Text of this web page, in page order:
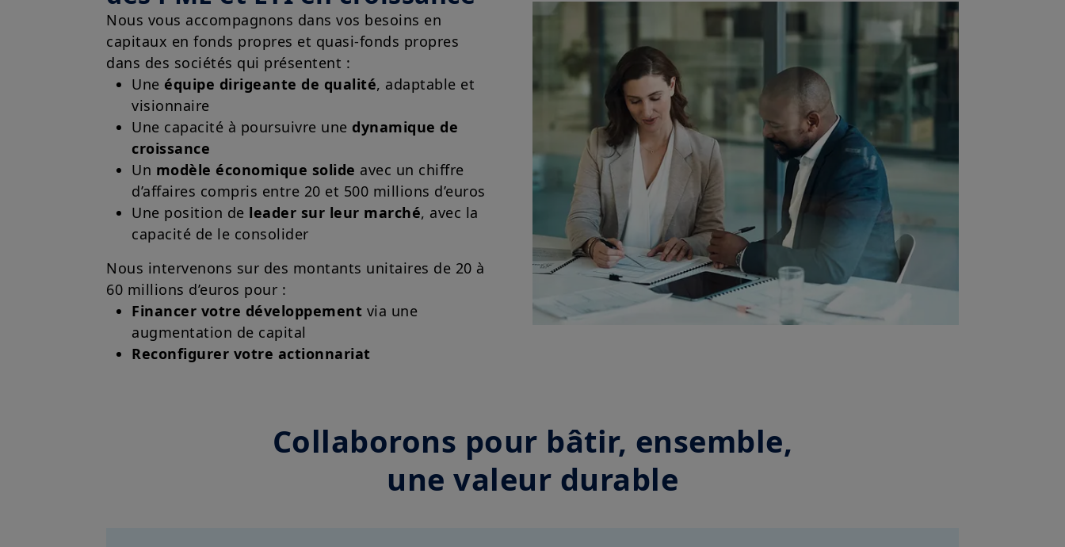
Nous vous accompagnons dans vos besoins en
capitaux en fonds propres et quasi-fonds propres
dans des sociétés qui présentent :
Une équipe dirigeante de qualité, adaptable et
visionnaire
Une capacité à poursuivre une dynamique de
croissance
Un modèle économique solide avec un chiffre
d’affaires compris entre 20 et 500 millions d’euros
Une position de leader sur leur marché, avec la
capacité de le consolider
Nous intervenons sur des montants unitaires de 20 à
60 millions d’euros pour :
Financer votre développement via une
augmentation de capital
Reconfigurer votre actionnariat
Collaborons pour bâtir, ensemble,
une valeur durable